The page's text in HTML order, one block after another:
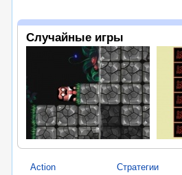
Случайные игры
Action
Стратегии